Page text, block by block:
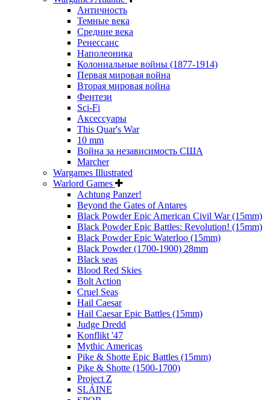
Античность
Темные века
Средние века
Ренессанс
Наполеоника
Колониальные войны (1877-1914)
Первая мировая война
Вторая мировая война
Фентези
Sci-Fi
Аксессуары
This Quar's War
10 mm
Война за независимость США
Marcher
Wargames Illustrated
Warlord Games
Achtung Panzer!
Beyond the Gates of Antares
Black Powder Epic American Civil War (15mm)
Black Powder Epic Battles: Revolution! (15mm)
Black Powder Epic Waterloo (15mm)
Black Powder (1700-1900) 28mm
Black seas
Blood Red Skies
Bolt Action
Cruel Seas
Hail Caesar
Hail Caesar Epic Battles (15mm)
Judge Dredd
Konflikt '47
Mythic Americas
Pike & Shotte Epic Battles (15mm)
Pike & Shotte (1500-1700)
Project Z
SLÁINE